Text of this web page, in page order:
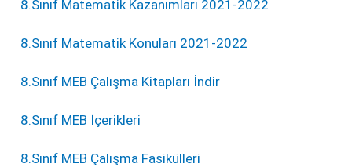
8.Sınıf Matematik Kazanımları 2021-2022
8.Sınıf Matematik Konuları 2021-2022
8.Sınıf MEB Çalışma Kitapları İndir
8.Sınıf MEB İçerikleri
8.Sınıf MEB Çalışma Fasikülleri